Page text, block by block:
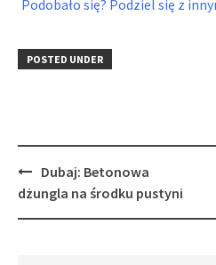
Podobało się? Podziel się z
POSTED UNDER
Post
navigation
Dubaj: Betonowa
dżungla na środku pustyni